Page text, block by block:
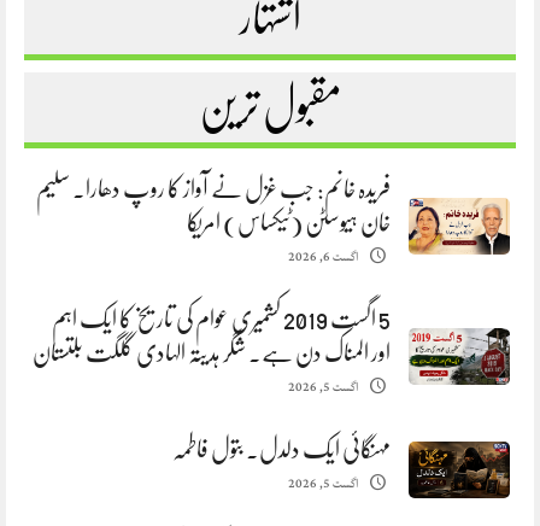
اشتہار
مقبول ترین
فریدہ خانم: جب غزل نے آواز کا روپ دھارا. سلیم
خان ہیوسٹن (ٹیکساس) امریکا
اگست 6, 2026
5 اگست 2019 کشمیری عوام کی تاریخ کا ایک اہم
اور المناک دن ہے. شگر ہدیتہ الہادی گلگت بلتستان
اگست 5, 2026
مہنگائی ایک دلدل. بتول فاطمہ
اگست 5, 2026